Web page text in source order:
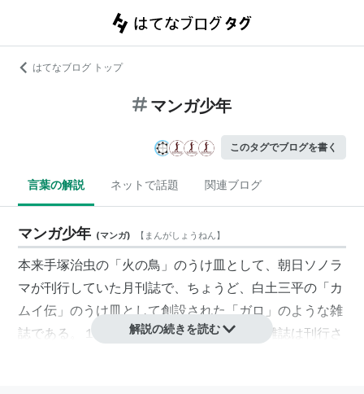
はてなブログ トップ
マンガ少年
このタグでブログを書く
言葉の解説 ネットで話題 関連ブログ
マンガ少年 (マンガ) 【 まんがしょうねん】
本来手塚治虫の「火の鳥」のうけ皿として、朝日ソノラ
マが刊行していた月刊誌で、ちょうど、白土三平の「カ
ムイ伝」のうけ皿として創設された「ガロ」のような雑
誌である。１９７６年から１９８１年まで雑誌は刊行さ
解説の続きを読む